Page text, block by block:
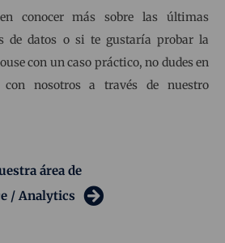
conocer más sobre las últimas
de datos o si te gustaría probar la
con un caso práctico, no dudes en
con nosotros a través de nuestro
área de
/ Analytics